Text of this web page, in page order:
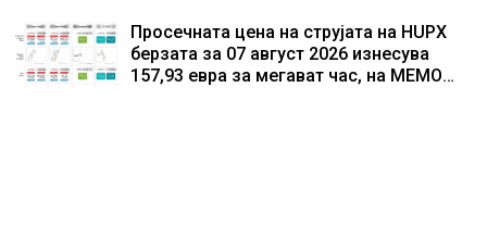
Просечната цена на струјата на HUPX
берзата за 07 август 2026 изнесува
157,93 евра за мегават час, на МЕМО